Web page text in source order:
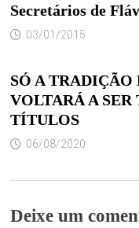
Secretários de
03/01/2015
SÓ A TRADIÇÃO
VOLTARÁ A
TÍTULOS
06/08/2020
Deixe um